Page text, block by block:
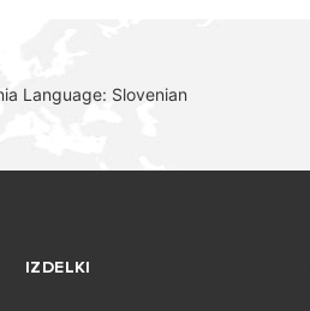
Language: Slovenian
IZDELKI